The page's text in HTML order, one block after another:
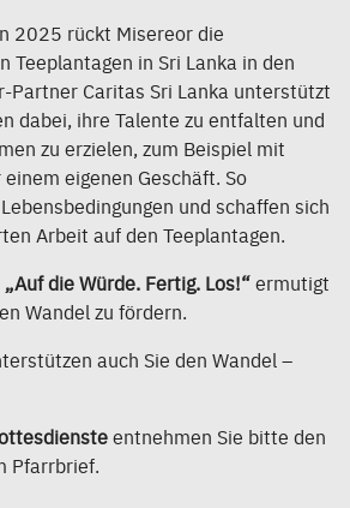
2025 rückt Misereor die
Teeplantagen in Sri Lanka in den
Partner Caritas Sri Lanka unterstützt
dabei, ihre Talente zu entfalten und
zu erzielen, zum Beispiel mit
eigenen Geschäft. So
und schaffen sich
Arbeit auf den Teeplantagen.
die Würde. Fertig. Los!“ermutigt
Wandel zu fördern.
auch Sie den Wandel –
entnehmen Sie bitte den
Pfarrbrief.